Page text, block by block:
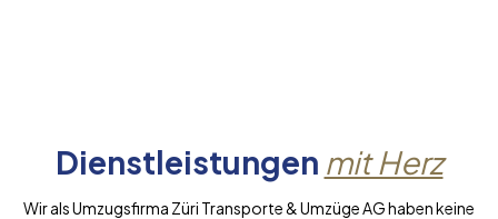
Dienstleistungen mit Herz
Wir als Umzugsfirma Züri Transporte & Umzüge AG haben keine